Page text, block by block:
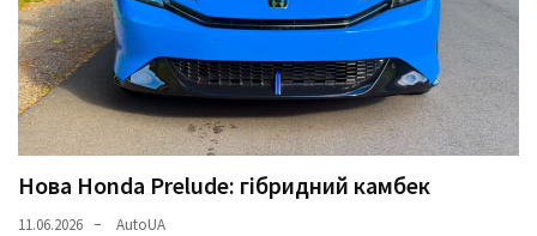
Нова Honda Prelude: гібридний камбек
11.06.2026 AutoUA